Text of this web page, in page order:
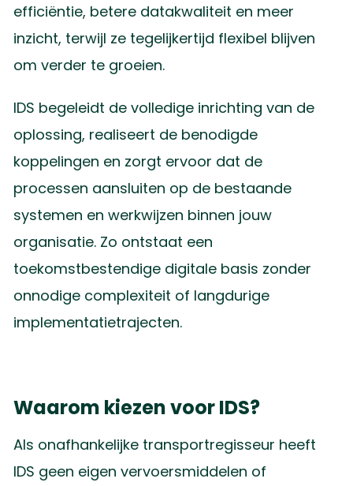
efficiëntie, betere datakwaliteit en meer
inzicht, terwijl ze tegelijkertijd flexibel blijven
om verder te groeien.
IDS begeleidt de volledige inrichting van de
oplossing, realiseert de benodigde
koppelingen en zorgt ervoor dat de
processen aansluiten op de bestaande
systemen en werkwijzen binnen jouw
organisatie. Zo ontstaat een
toekomstbestendige digitale basis zonder
onnodige complexiteit of langdurige
implementatietrajecten.
Waarom kiezen voor IDS?
Als onafhankelijke transportregisseur heeft
IDS geen eigen vervoersmiddelen of